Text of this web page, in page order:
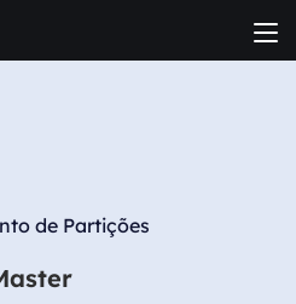
de Partições